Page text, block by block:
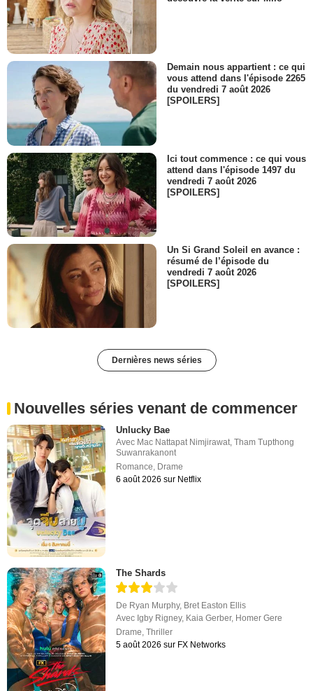
Demain nous appartient : ce qui
vous attend dans l'épisode 2265
du vendredi 7 août 2026
[SPOILERS]
Ici tout commence : ce qui vous
attend dans l'épisode 1497 du
vendredi 7 août 2026
[SPOILERS]
Un Si Grand Soleil en avance :
résumé de l’épisode du
vendredi 7 août 2026
[SPOILERS]
Dernières news séries
Nouvelles séries venant de commencer
Unlucky Bae
Avec Mac Nattapat Nimjirawat,Tham Tupthong
Suwanrakanont
Romance, Drame
6 août 2026 sur Netflix
The Shards
De Ryan Murphy, Bret Easton Ellis
Avec Igby Rigney, Kaia Gerber, Homer Gere
Drame ,Thriller
5 août 2026 sur FX Networks